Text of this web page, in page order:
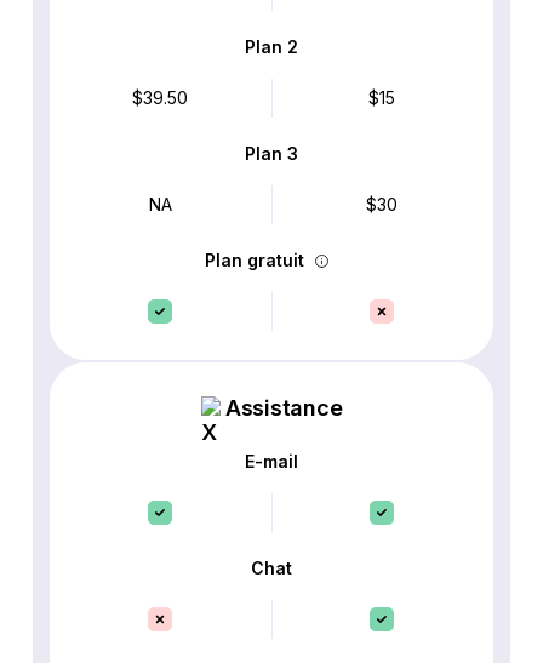
Plan 2
$39.50 $15
Plan 3
NA $30
Plan gratuit
Assistance
E-mail
Chat